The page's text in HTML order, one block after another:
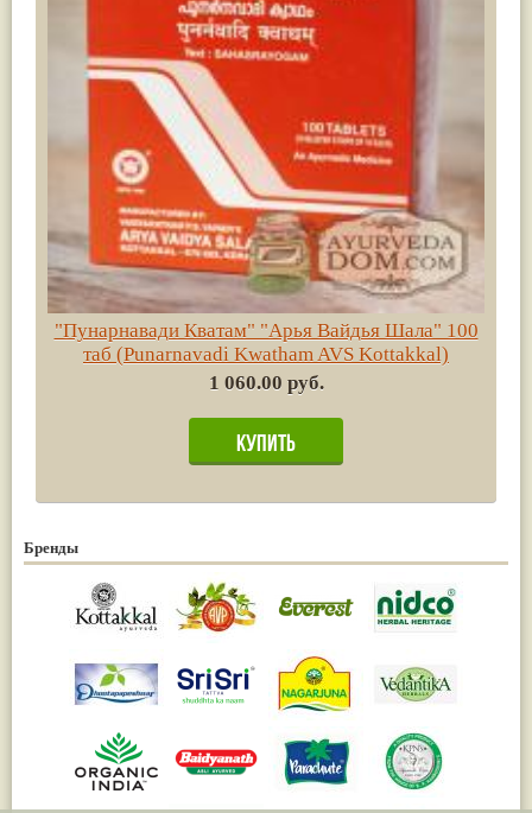
"Пунарнавади Кватам" "Арья Вайдья Шала" 100
таб (Punarnavadi Kwatham AVS Kottakkal)
1 060.00 руб.
Бренды